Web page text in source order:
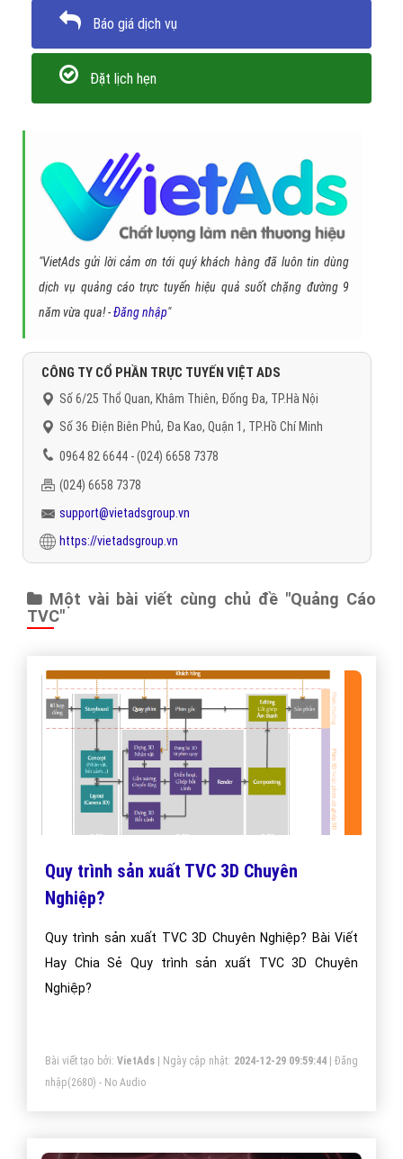
Báo giá dịch vụ
Đặt lịch hẹn
"VietAds gửi lời cảm ơn tới quý khách hàng đã luôn tin dùng
dịch vụ quảng cáo trực tuyến hiệu quả suốt chặng đường 9
năm vừa qua! -Đăng nhập"
CÔNG TY CỔ PHẦN TRỰC TUYẾN VIỆT ADS
Số 6/25 Thổ Quan, Khâm Thiên, Đống Đa, TP.Hà Nội
Số 36 Điện Biên Phủ, Đa Kao, Quận 1, TP.Hồ Chí Minh
0964 82 6644 - (024) 6658 7378
(024) 6658 7378
support@vietadsgroup.vn
https://vietadsgroup.vn
Một vài bài viết cùng chủ đề "Quảng Cáo
TVC"
Quy trình sản xuất TVC 3D Chuyên
Nghiệp?
Quy trình sản xuất TVC 3D Chuyên Nghiệp? Bài Viết
Hay Chia Sẻ Quy trình sản xuất TVC 3D Chuyên
Nghiệp?
Bài viết tạo bởi: VietAds| Ngày cập nhật: 2024-12-29 09:59:44|Đăng
nhập(2680) - No Audio